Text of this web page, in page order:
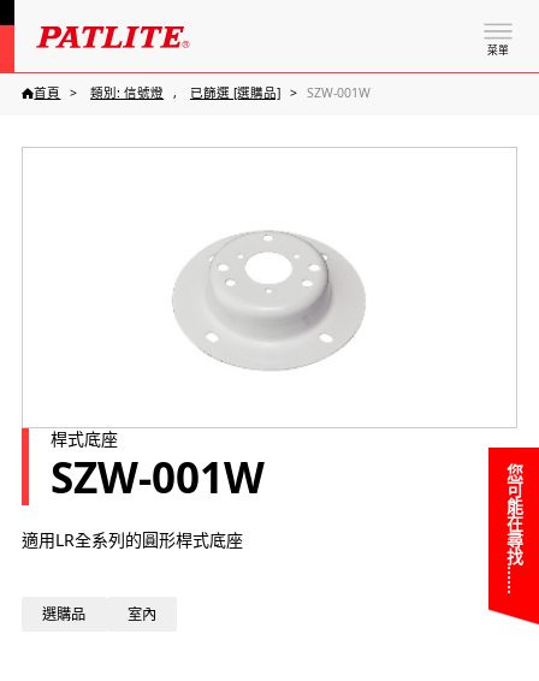
菜單
您可能在尋找……
首頁 類別: 信號燈 已篩選 [選購品] SZW-001W
桿式底座
SZW-001W
適用LR全系列的圓形桿式底座
選購品 室內